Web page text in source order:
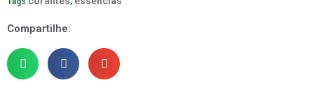
Compartilhe: